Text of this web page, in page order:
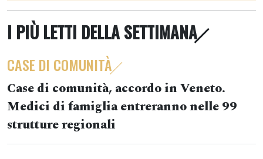
I PIÙ LETTI DELLA SETTIMANA
CASE DI COMUNITÀ
Case di comunità, accordo in Veneto.
Medici di famiglia entreranno nelle 99
strutture regionali